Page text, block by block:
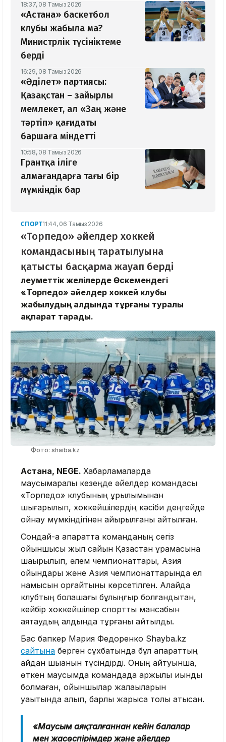
18:37, 08 Тамыз 2026
«Астана» баскетбол
клубы жабыла ма?
Министрлік түсініктеме
берді
16:29, 08 Тамыз 2026
«Әділет» партиясы:
Қазақстан – зайырлы
мемлекет, ал «Заң және
тәртіп» қағидаты
баршаға міндетті
10:58, 08 Тамыз 2026
Грантқа іліге
алмағандарға тағы бір
мүмкіндік бар
СПОРТ11:44, 06 Тамыз 2026
«Торпедо» әйелдер хоккей
командасының таратылуына
қатысты басқарма жауап берді
Әлеуметтік желілерде Өскемендегі
«Торпедо» әйелдер хоккей клубы
жабылудың алдында тұрғаны туралы
ақпарат тарады.
Фото: shaiba.kz
Астана, NEGE. Хабарламаларда
маусымаралық кезеңде әйелдер командасы
«Торпедо» клубының құрылымынан
шығарылып, хоккейшілердің кәсіби деңгейде
ойнау мүмкіндігінен айырылғаны айтылған.
Сондай-ақ ақпаратта команданың сегіз
ойыншысы жыл сайын Қазақстан құрамасына
шақырылып, әлем чемпионаттары, Азия
ойындары және Азия чемпионаттарында ел
намысын қорғайтыны көрсетілген. Алайда
клубтың болашағы бұлыңғыр болғандықтан,
кейбір хоккейшілер спорттық мансабын
аяқтаудың алдында тұрғаны айтылды.
Бас бапкер Мария Федоренко Shayba.kz
сайтына берген сұхбатында бұл ақпараттың
қайдан шыққанын түсіндірді. Оның айтуынша,
өткен маусымда командада қаржылық қиындық
болмаған, ойыншылар жалақыларын
уақытында алып, барлық жарысқа толық қатысқан.
«Маусым аяқталғаннан кейін балалар
мен жасөспірімдер және әйелдер